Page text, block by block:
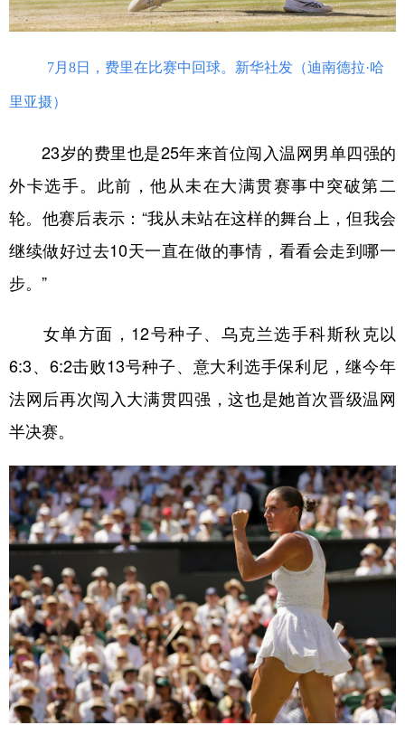
7月8日，费里在比赛中回球。新华社发（迪南德拉·哈
里亚摄）
23岁的费里也是25年来首位闯入温网男单四强的
外卡选手。此前，他从未在大满贯赛事中突破第二
轮。他赛后表示：“我从未站在这样的舞台上，但我会
继续做好过去10天一直在做的事情，看看会走到哪一
步。”
女单方面，12号种子、乌克兰选手科斯秋克以
6:3、6:2击败13号种子、意大利选手保利尼，继今年
法网后再次闯入大满贯四强，这也是她首次晋级温网
半决赛。